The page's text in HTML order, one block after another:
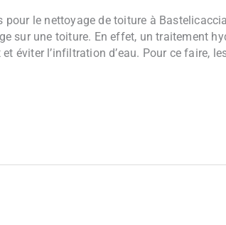
pour le nettoyage de toiture à
sur une toiture. En effet, un traitement
éviter l’infiltration d’eau. Pour ce faire,